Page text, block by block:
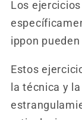
Los
ippon
Estos
la técnica y